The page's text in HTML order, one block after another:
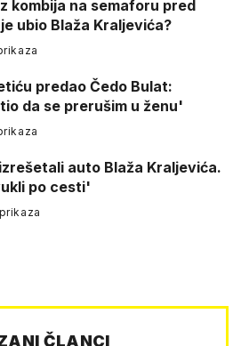
kombija na semaforu pred
ubio Blaža Kraljevića?
predao Čedo Bulat:
da se prerušim u ženu'
auto Blaža Kraljevića.
po cesti'
prikaza
ČLANCI